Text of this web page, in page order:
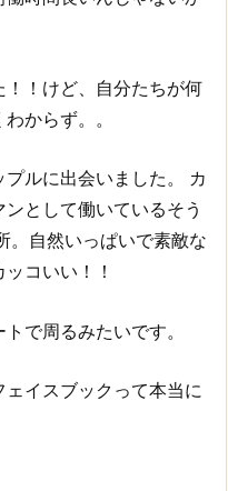
！けど、自分たちが何
からず。。
ルに出会いました。
カ
として働いているそう
。自然いっぱいで素敵な
コいい！！
で周るみたいです。
イスブックって本当に